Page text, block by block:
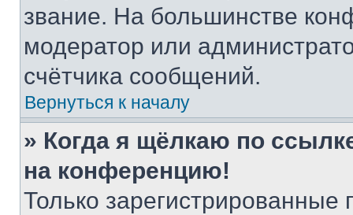
звание. На большинстве
модератор или
счётчика сообщений.
Вернуться к началу
» Когда я щёлкаю по
на конференцию!
Только зарегистрированные